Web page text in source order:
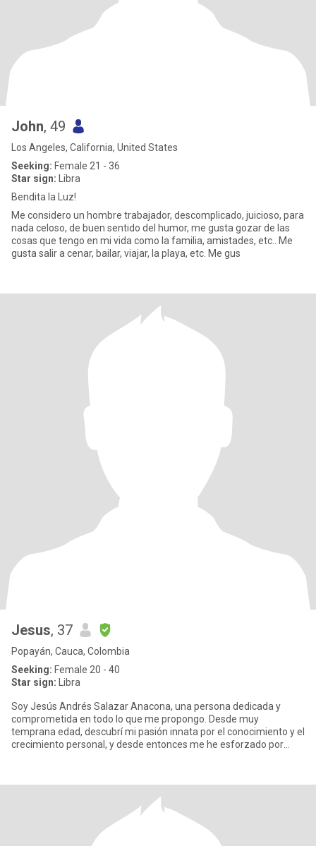
John, 49
Los Angeles, California, United States
Seeking: Female 21 - 36
Star sign: Libra
Bendita la Luz!
Me considero un hombre trabajador, descomplicado, juicioso, para
nada celoso, de buen sentido del humor, me gusta gozar de las
cosas que tengo en mi vida como la familia, amistades, etc.. Me
gusta salir a cenar, bailar, viajar, la playa, etc. Me gus
Jesus, 37
Popayán, Cauca, Colombia
Seeking: Female 20 - 40
Star sign: Libra
Soy Jesús Andrés Salazar Anacona, una persona dedicada y
comprometida en todo lo que me propongo. Desde muy
temprana edad, descubrí mi pasión innata por el conocimiento y el
crecimiento personal, y desde entonces me he esforzado por